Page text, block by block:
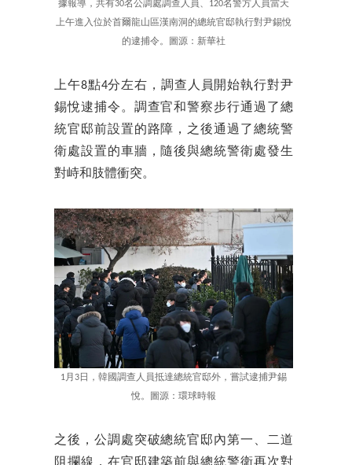
據報導，共有30名公調處調查人員、120名警方人員當天
上午進入位於首爾龍山區漢南洞的總統官邸執行對尹錫悅
的逮捕令。圖源：新華社
上午8點4分左右，調查人員開始執行對尹
錫悅逮捕令。調查官和警察步行通過了總
統官邸前設置的路障，之後通過了總統警
衛處設置的車牆，隨後與總統警衛處發生
對峙和肢體衝突。
1月3日，韓國調查人員抵達總統官邸外，嘗試逮捕尹錫
悅。圖源：環球時報
之後，公調處突破總統官邸內第一、二道